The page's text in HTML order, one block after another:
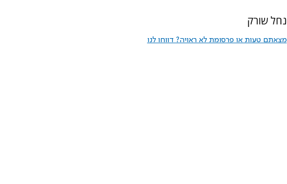
מצאתם טעות או פרסומת לא ראויה? דווחו לנו